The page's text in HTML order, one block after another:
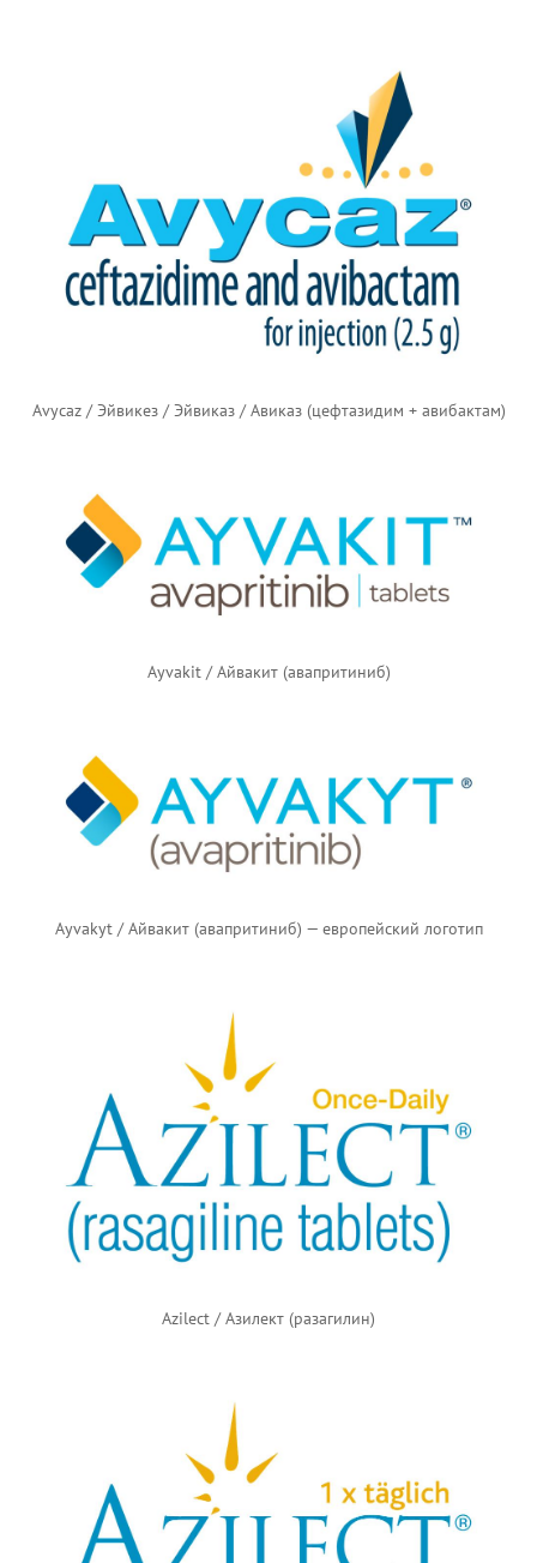
Avycaz / Эйвикез / Эйвиказ / Авиказ (цефтазидим + авибактам)
Ayvakit / Айвакит (авапритиниб)
Ayvakyt / Айвакит (авапритиниб) — европейский логотип
Azilect / Азилект (разагилин)